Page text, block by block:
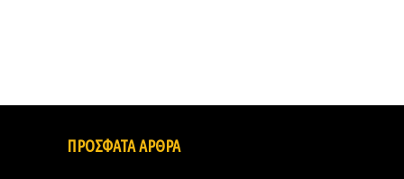
ΠΡΟΣΦΑΤΑ ΑΡΘΡΑ